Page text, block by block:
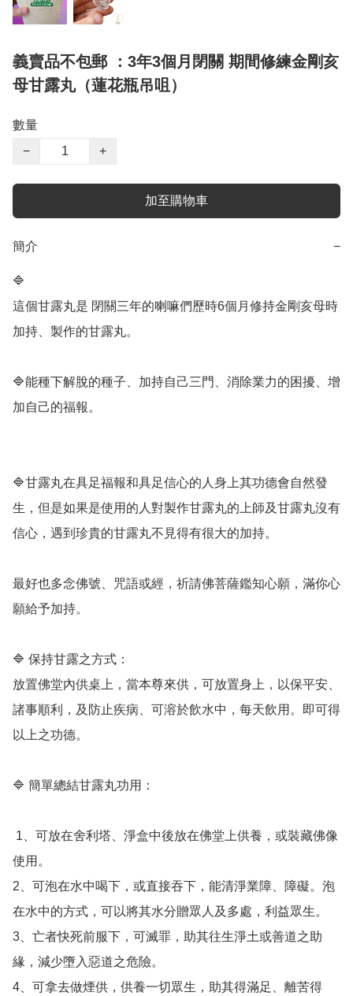
義賣品不包郵 ：3年3個月閉關 期間修練金剛亥
母甘露丸（蓮花瓶吊咀）
數量
−
+
加至購物車
簡介 −
🔷️
這個甘露丸是 閉關三年的喇嘛們歷時6個月修持金剛亥母時
加持、製作的甘露丸。
🔷️能種下解脫的種子、加持自己三門、消除業力的困擾、增
加自己的福報。
🔷️甘露丸在具足福報和具足信心的人身上其功德會自然發
生，但是如果是使用的人對製作甘露丸的上師及甘露丸沒有
信心，遇到珍貴的甘露丸不見得有很大的加持。
最好也多念佛號、咒語或經，祈請佛菩薩鑑知心願，滿你心
願給予加持。
🔷️ 保持甘露之方式：
放置佛堂內供桌上，當本尊來供，可放置身上，以保平安、
諸事順利，及防止疾病、可溶於飲水中，每天飲用。即可得
以上之功德。
🔷️ 簡單總結甘露丸功用：
使用。
2、可泡在水中喝下，或直接吞下，能清淨業障、障礙。泡
在水中的方式，可以將其水分贈眾人及多處，利益眾生。
3、亡者快死前服下，可滅罪，助其往生淨土或善道之助
緣，減少墮入惡道之危險。
4、可拿去做煙供，供養一切眾生，助其得滿足、離苦得